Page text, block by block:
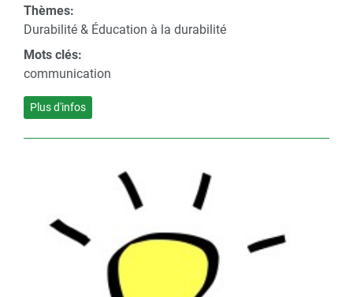
Thèmes:
Durabilité & Éducation à la durabilité
Mots clés:
communication
Plus d'infos